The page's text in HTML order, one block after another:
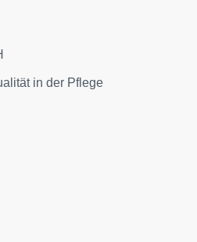
in der Pflege